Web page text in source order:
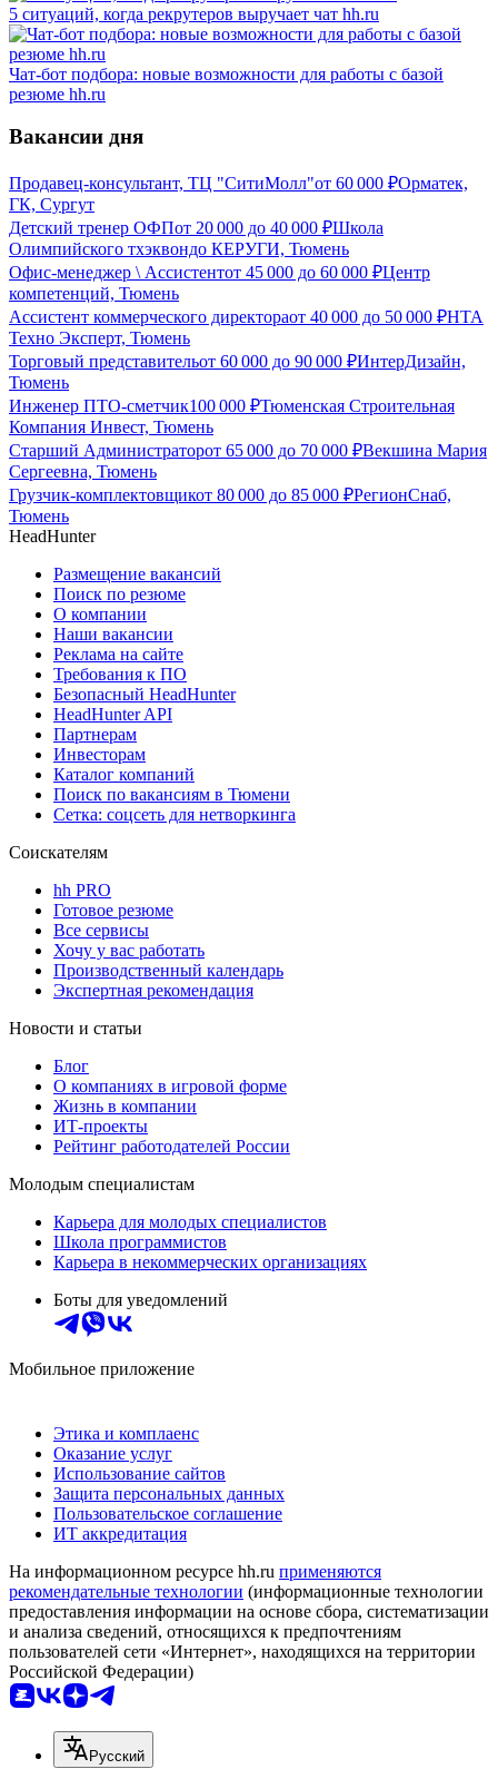
5 ситуаций, когда рекрутеров выручает чат hh.ru
Чат-бот подбора: новые возможности для работы с базой
резюме hh.ru
Вакансии дня
Продавец-консультант, ТЦ "СитиМолл"от 60 000 ₽Орматек,
ГК, Сургут
Детский тренер ОФПот 20 000 до 40 000 ₽Школа
Олимпийского тхэквондо КЕРУГИ, Тюмень
Офис-менеджер \ Ассистентот 45 000 до 60 000 ₽Центр
компетенций, Тюмень
Ассистент коммерческого директораот 40 000 до 50 000 ₽НТА
Техно Эксперт, Тюмень
Торговый представительот 60 000 до 90 000 ₽ИнтерДизайн,
Тюмень
Инженер ПТО-сметчик100 000 ₽Тюменская Строительная
Компания Инвест, Тюмень
Старший Администраторот 65 000 до 70 000 ₽Векшина Мария
Сергеевна, Тюмень
Грузчик-комплектовщикот 80 000 до 85 000 ₽РегионСнаб,
Тюмень
HeadHunter
Размещение вакансий
Поиск по резюме
О компании
Наши вакансии
Реклама на сайте
Требования к ПО
Безопасный HeadHunter
HeadHunter API
Партнерам
Инвесторам
Каталог компаний
Поиск по вакансиям в Тюмени
Сетка: соцсеть для нетворкинга
Соискателям
hh PRO
Готовое резюме
Все сервисы
Хочу у вас работать
Производственный календарь
Экспертная рекомендация
Новости и статьи
Блог
О компаниях в игровой форме
Жизнь в компании
ИТ-проекты
Рейтинг работодателей России
Молодым специалистам
Карьера для молодых специалистов
Школа программистов
Карьера в некоммерческих организациях
Боты для уведомлений
Мобильное приложение
Этика и комплаенс
Оказание услуг
Использование сайтов
Защита персональных данных
Пользовательское соглашение
ИТ аккредитация
На информационном ресурсе hh.ru применяются
рекомендательные технологии (информационные технологии
предоставления информации на основе сбора, систематизации
и анализа сведений, относящихся к предпочтениям
пользователей сети «Интернет», находящихся на территории
Российской Федерации)
Русский